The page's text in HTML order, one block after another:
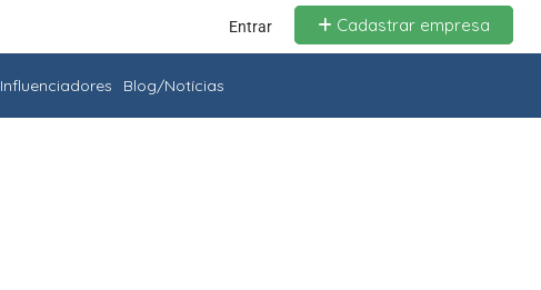
Entrar Cadastrar empresa
Influenciadores Blog/Notícias